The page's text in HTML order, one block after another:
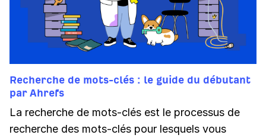
Recherche de mots-clés : le guide du débutant
par Ahrefs
La recherche de mots-clés est le processus de
recherche des mots-clés pour lesquels vous